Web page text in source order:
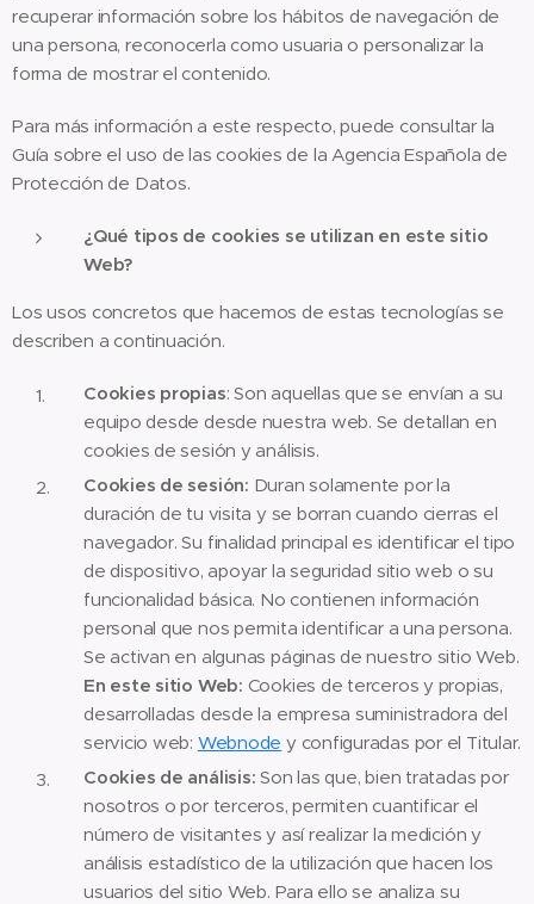
recuperar información sobre los hábitos de navegación de
una persona, reconocerla como usuaria o personalizar la
forma de mostrar el contenido.
Para más información a este respecto, puede consultar la
Guía sobre el uso de las cookies de la Agencia Española de
Protección de Datos.
¿Qué tipos de cookies se utilizan en este sitio
Web?
Los usos concretos que hacemos de estas tecnologías se
describen a continuación.
Cookies propias: Son aquellas que se envían a su
equipo desde desde nuestra web. Se detallan en
cookies de sesión y análisis.
Cookies de sesión: Duran solamente por la
duración de tu visita y se borran cuando cierras el
navegador. Su finalidad principal es identificar el tipo
de dispositivo, apoyar la seguridad sitio web o su
funcionalidad básica. No contienen información
personal que nos permita identificar a una persona.
Se activan en algunas páginas de nuestro sitio Web.
En este sitio Web: Cookies de terceros y propias,
desarrolladas desde la empresa suministradora del
servicio web: Webnode y configuradas por el Titular.
Cookies de análisis: Son las que, bien tratadas por
nosotros o por terceros, permiten cuantificar el
número de visitantes y así realizar la medición y
análisis estadístico de la utilización que hacen los
usuarios del sitio Web. Para ello se analiza su